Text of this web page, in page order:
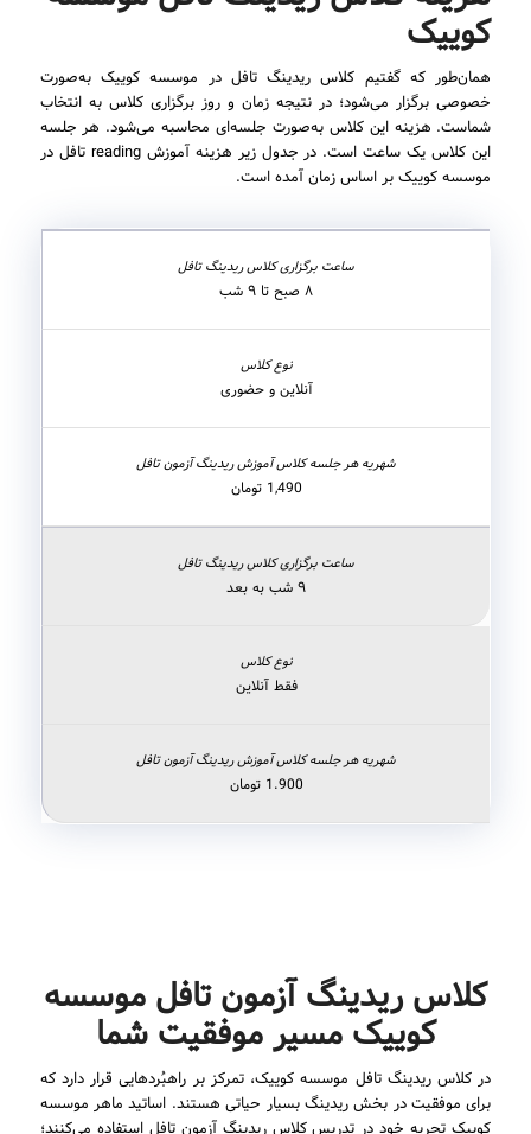
کوییک
همان‌طور که گفتیم کلاس ریدینگ تافل در موسسه کوییک به‌صورت
خصوصی برگزار می‌شود؛ در نتیجه زمان و روز برگزاری کلاس به انتخاب
شماست. هزینه این کلاس به‌صورت جلسه‌ای محاسبه می‌شود. هر جلسه
این کلاس یک ساعت است. در جدول زیر هزینه آموزش reading تافل در
موسسه کوییک بر اساس زمان آمده است.
۸ صبح تا ۹ شب
آنلاین و حضوری
1,490 تومان
۹ شب به بعد
فقط آنلاین
1.900 تومان
کلاس ریدینگ آزمون تافل موسسه
کوییک مسیر موفقیت شما
در کلاس ریدینگ تافل موسسه کوییک، تمرکز بر راهبُردهایی قرار دارد که
برای موفقیت در بخش ریدینگ بسیار حیاتی هستند. اساتید ماهر موسسه